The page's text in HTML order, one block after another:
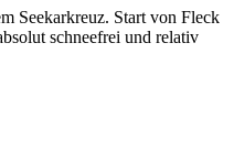
Seekarkreuz. Start von Fleck
schneefrei und relativ